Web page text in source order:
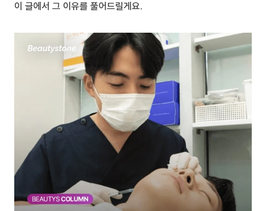
이 글에서 그 이유를 풀어드릴게요.